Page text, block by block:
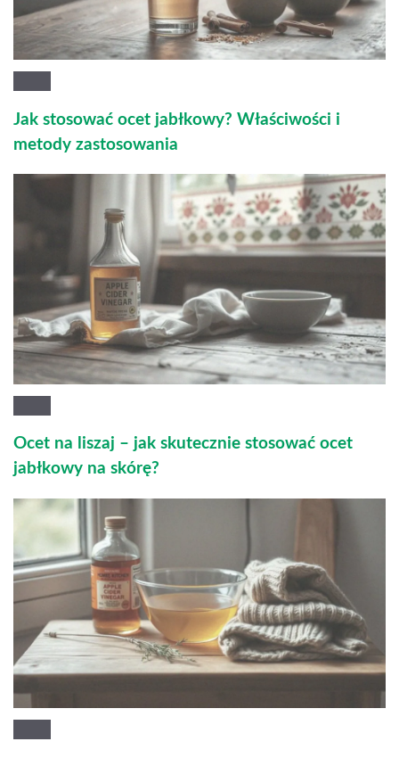
Jak stosować ocet jabłkowy? Właściwości i
metody zastosowania
Ocet na liszaj – jak skutecznie stosować ocet
jabłkowy na skórę?